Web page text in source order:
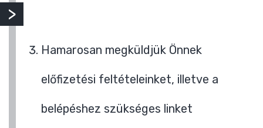
Hamarosan megküldjük Önnek
előfizetési feltételeinket, illetve a
belépéshez szükséges linket